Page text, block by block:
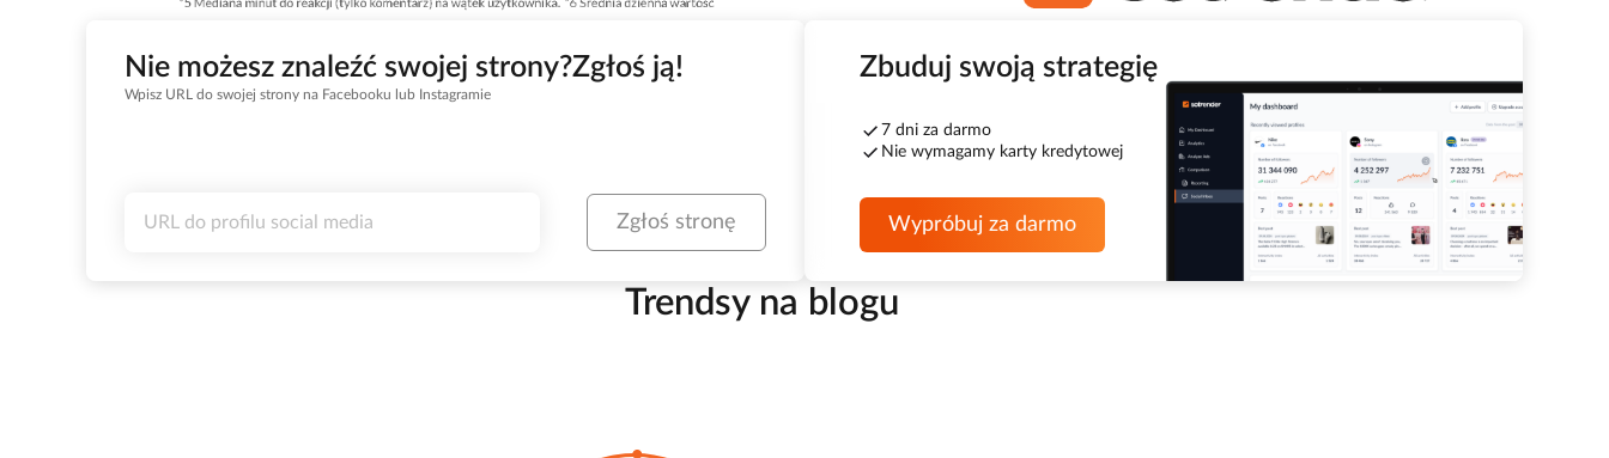
Nie możesz znaleźć swojej strony?Zgłoś ją!
Wpisz URL do swojej strony na Facebooku lub Instagramie
Zgłoś stronę
Zbuduj swoją strategię
7 dni za darmo
Nie wymagamy karty kredytowej
Wypróbuj za darmo
Trendsy na blogu